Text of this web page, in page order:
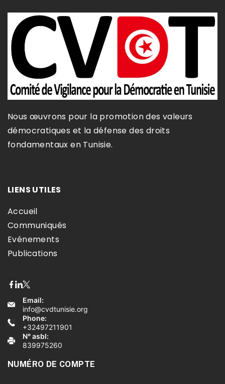
Nous œuvrons pour la promotion des valeurs
démocratiques et la défense des droits
fondamentaux en Tunisie.​
LIENS UTILES
Accueil
Communiqués
Evénements
Publications
Email:
info@cvdtunisie.org
Phone:
+32497211901
N° asbl:
839975260
NUMÉRO DE COMPTE